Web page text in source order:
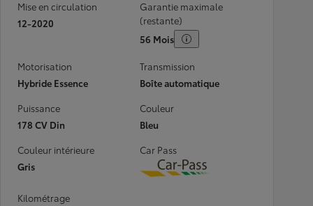
Mise en circulation
12-2020
Garantie maximale
(restante)
56 Mois
Motorisation
Hybride Essence
Transmission
Boîte automatique
Puissance
178 CV Din
Couleur
Bleu
Couleur intérieure
Gris
Car Pass
Download
Kilométrage